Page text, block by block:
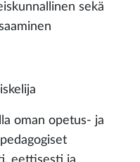
sekä
oman opetus- ja
eettisesti ja